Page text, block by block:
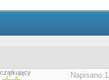
Napisano